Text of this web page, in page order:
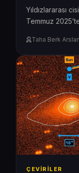
Yıldızlararası
Temmuz
bildirildiği ve
Taha Berk Arslan
ÇEVIRILER